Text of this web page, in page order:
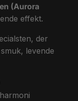
(Aurora
effekt.
der
levende